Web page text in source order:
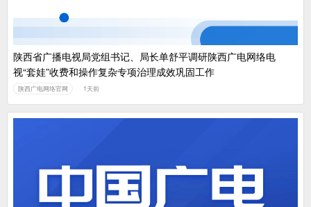
陕西省广播电视局党组书记、局长单舒平调研陕西广电网络电
视“套娃”收费和操作复杂专项治理成效巩固工作
陕西广电网络官网 1天前